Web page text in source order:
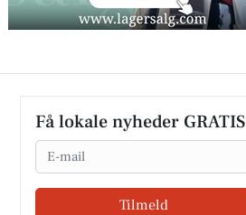
Få lokale nyheder GRATIS
Email
Tilmeld